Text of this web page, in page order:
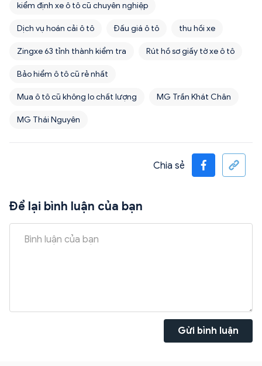
kiểm định xe ô tô cũ chuyên nghiệp
Dịch vụ hoán cải ô tô Đấu giá ô tô thu hồi xe
Zingxe 63 tỉnh thành kiểm tra Rút hồ sơ giấy tờ xe ô tô
Bảo hiểm ô tô cũ rẻ nhất
Mua ô tô cũ không lo chất lượng MG Trần Khát Chân
MG Thái Nguyên
Chia sẻ
Để lại bình luận của bạn
Gửi bình luận